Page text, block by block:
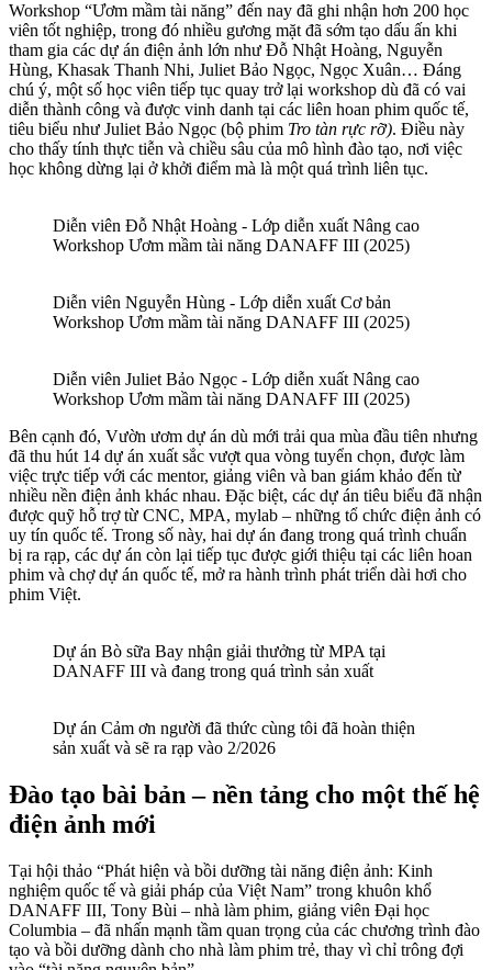
Workshop “Ươm mầm tài năng” đến nay đã ghi nhận hơn 200 học
viên tốt nghiệp, trong đó nhiều gương mặt đã sớm tạo dấu ấn khi
tham gia các dự án điện ảnh lớn như Đỗ Nhật Hoàng, Nguyễn
Hùng, Khasak Thanh Nhi, Juliet Bảo Ngọc, Ngọc Xuân… Đáng
chú ý, một số học viên tiếp tục quay trở lại workshop dù đã có vai
diễn thành công và được vinh danh tại các liên hoan phim quốc tế,
tiêu biểu như Juliet Bảo Ngọc (bộ phim Tro tàn rực rỡ). Điều này
cho thấy tính thực tiễn và chiều sâu của mô hình đào tạo, nơi việc
học không dừng lại ở khởi điểm mà là một quá trình liên tục.
Diễn viên Đỗ Nhật Hoàng - Lớp diễn xuất Nâng cao
Workshop Ươm mầm tài năng DANAFF III (2025)
Diễn viên Nguyễn Hùng - Lớp diễn xuất Cơ bản
Workshop Ươm mầm tài năng DANAFF III (2025)
Diễn viên Juliet Bảo Ngọc - Lớp diễn xuất Nâng cao
Workshop Ươm mầm tài năng DANAFF III (2025)
Bên cạnh đó, Vườn ươm dự án dù mới trải qua mùa đầu tiên nhưng
đã thu hút 14 dự án xuất sắc vượt qua vòng tuyển chọn, được làm
việc trực tiếp với các mentor, giảng viên và ban giám khảo đến từ
nhiều nền điện ảnh khác nhau. Đặc biệt, các dự án tiêu biểu đã nhận
được quỹ hỗ trợ từ CNC, MPA, mylab – những tổ chức điện ảnh có
uy tín quốc tế. Trong số này, hai dự án đang trong quá trình chuẩn
bị ra rạp, các dự án còn lại tiếp tục được giới thiệu tại các liên hoan
phim và chợ dự án quốc tế, mở ra hành trình phát triển dài hơi cho
phim Việt.
Dự án Bò sữa Bay nhận giải thưởng từ MPA tại
DANAFF III và đang trong quá trình sản xuất
Dự án Cảm ơn người đã thức cùng tôi đã hoàn thiện
sản xuất và sẽ ra rạp vào 2/2026
Đào tạo bài bản – nền tảng cho một thế hệ
điện ảnh mới
Tại hội thảo “Phát hiện và bồi dưỡng tài năng điện ảnh: Kinh
nghiệm quốc tế và giải pháp của Việt Nam” trong khuôn khổ
DANAFF III, Tony Bùi – nhà làm phim, giảng viên Đại học
Columbia – đã nhấn mạnh tầm quan trọng của các chương trình đào
tạo và bồi dưỡng dành cho nhà làm phim trẻ, thay vì chỉ trông đợi